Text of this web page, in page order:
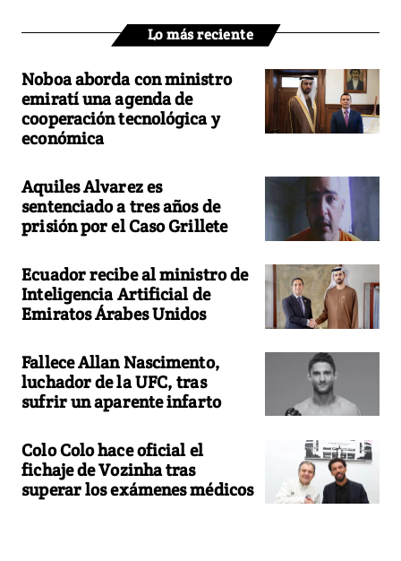
Lo más reciente
Noboa aborda con ministro
emiratí una agenda de
cooperación tecnológica y
económica
Aquiles Alvarez es
sentenciado a tres años de
prisión por el Caso Grillete
Ecuador recibe al ministro de
Inteligencia Artificial de
Emiratos Árabes Unidos
Fallece Allan Nascimento,
luchador de la UFC, tras
sufrir un aparente infarto
Colo Colo hace oficial el
fichaje de Vozinha tras
superar los exámenes médicos